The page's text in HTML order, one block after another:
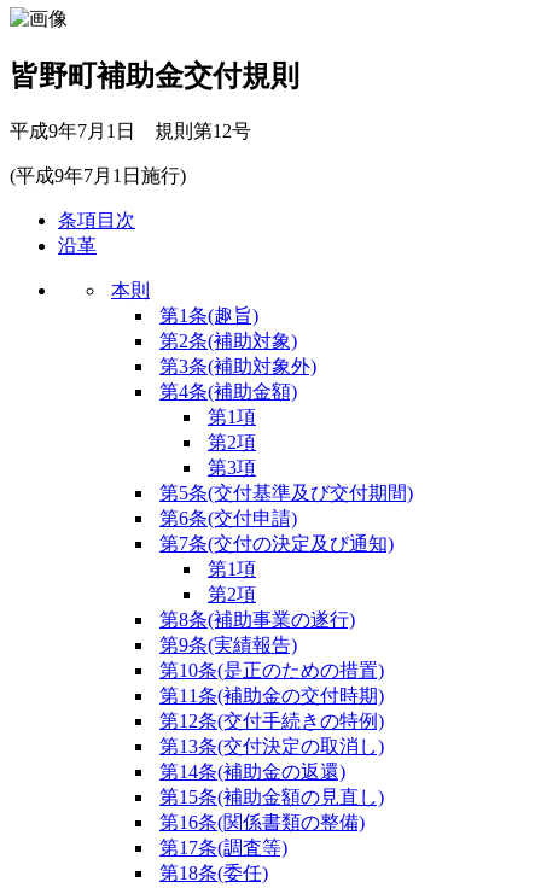
皆野町補助金交付規則
平成9年7月1日 規則第12号
(平成9年7月1日施行)
条項目次
沿革
本則
第1条(趣旨)
第2条(補助対象)
第3条(補助対象外)
第4条(補助金額)
第1項
第2項
第3項
第5条(交付基準及び交付期間)
第6条(交付申請)
第7条(交付の決定及び通知)
第1項
第2項
第8条(補助事業の遂行)
第9条(実績報告)
第10条(是正のための措置)
第11条(補助金の交付時期)
第12条(交付手続きの特例)
第13条(交付決定の取消し)
第14条(補助金の返還)
第15条(補助金額の見直し)
第16条(関係書類の整備)
第17条(調査等)
第18条(委任)